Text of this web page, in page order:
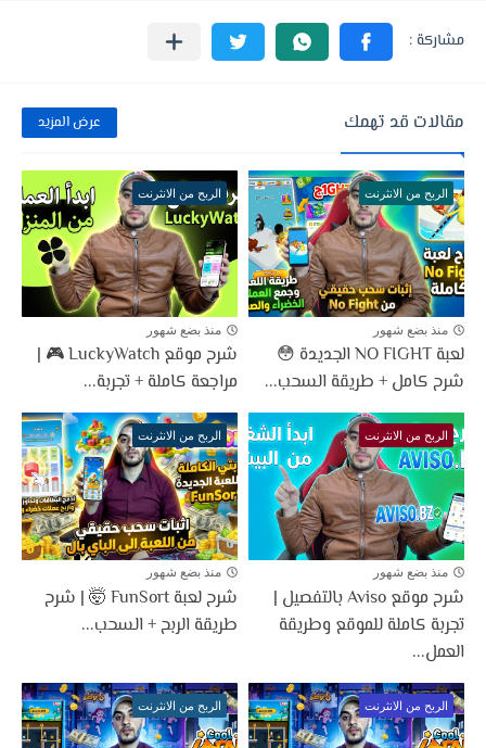
مقالات قد تهمك عرض المزيد
الربح من الانثرنت
منذ بضع شهور
لعبة NO FIGHT الجديدة 😳
شرح كامل + طريقة السحب...
الربح من الانثرنت
منذ بضع شهور
شرح موقع LuckyWatch 🎮 |
مراجعة كاملة + تجربة...
الربح من الانثرنت
منذ بضع شهور
شرح موقع Aviso بالتفصيل |
تجربة كاملة للموقع وطريقة
العمل...
الربح من الانثرنت
منذ بضع شهور
شرح لعبة FunSort 🤯 | شرح
طريقة الربح + السحب...
الربح من الانثرنت الربح من الانثرنت